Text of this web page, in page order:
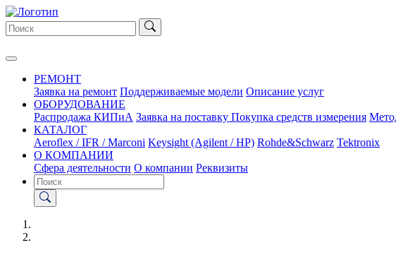
РЕМОНТ
Заявка на ремонт Поддерживаемые модели Описание услуг
ОБОРУДОВАНИЕ
Распродажа КИПиА Заявка на поставку Покупка средств измерения
КАТАЛОГ
Aeroflex / IFR / Marconi Keysight (Agilent / HP) Rohde&Schwarz Tektronix
О КОМПАНИИ
Сфера деятельности О компании Реквизиты